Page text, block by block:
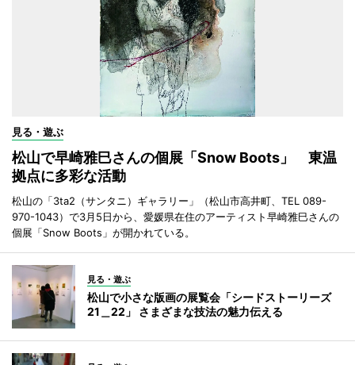
見る・遊ぶ
松山で早崎雅巳さんの個展「Snow Boots」 東温
拠点に多彩な活動
松山の「3ta2（サンタニ）ギャラリー」（松山市高井町、TEL 089-
970-1043）で3月5日から、愛媛県在住のアーティスト早崎雅巳さんの
個展「Snow Boots」が開かれている。
見る・遊ぶ
松山で小さな版画の展覧会「シードストーリーズ
21＿22」 さまざまな技法の魅力伝える